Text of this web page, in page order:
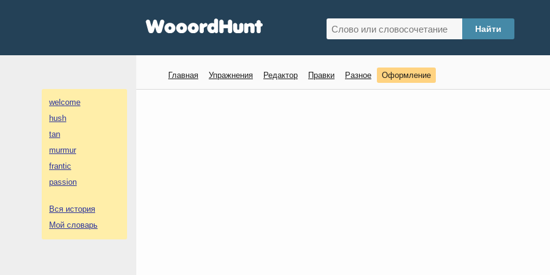
welcome
hush
tan
murmur
frantic
passion
Вся история
Мой словарь
Главная Упражнения Редактор Правки Разное Оформление